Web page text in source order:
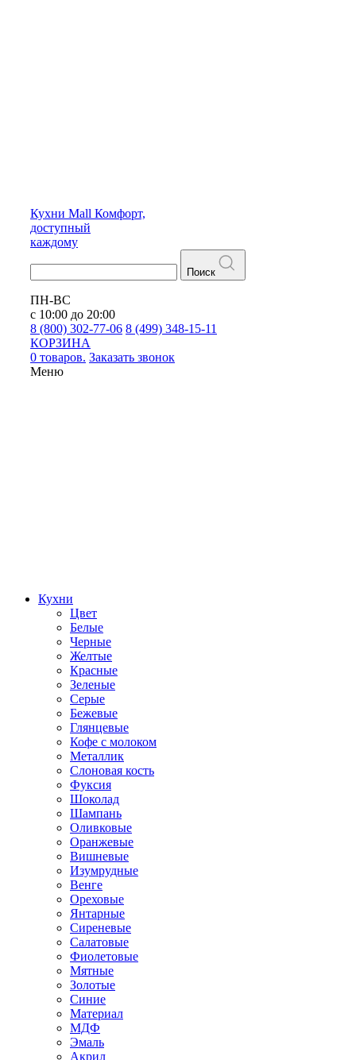
Кухни Mall Комфорт,
доступный
каждому
Поиск
ПН-ВС
с 10:00 до 20:00
8 (800) 302-77-06 8 (499) 348-15-11
КОРЗИНА
0 товаров. Заказать звонок
Меню
Кухни
Цвет
Белые
Черные
Желтые
Красные
Зеленые
Серые
Бежевые
Глянцевые
Кофе с молоком
Металлик
Слоновая кость
Фуксия
Шоколад
Шампань
Оливковые
Оранжевые
Вишневые
Изумрудные
Венге
Ореховые
Янтарные
Сиреневые
Салатовые
Фиолетовые
Мятные
Золотые
Синие
Материал
МДФ
Эмаль
Акрил